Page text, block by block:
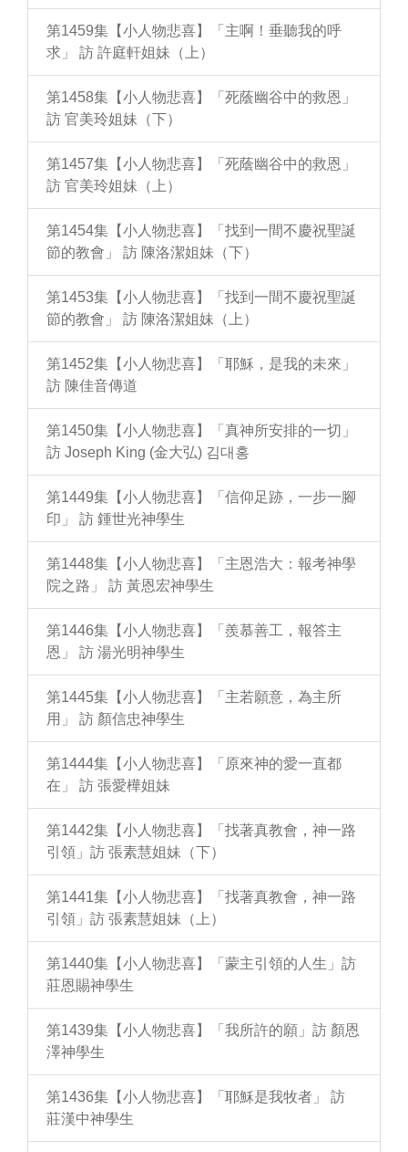
第1459集【小人物悲喜】「主啊！垂聽我的呼
求」 訪 許庭軒姐妹（上）
第1458集【小人物悲喜】「死蔭幽谷中的救恩」
訪 官美玲姐妹（下）
第1457集【小人物悲喜】「死蔭幽谷中的救恩」
訪 官美玲姐妹（上）
第1454集【小人物悲喜】「找到一間不慶祝聖誕
節的教會」 訪 陳洛潔姐妹（下）
第1453集【小人物悲喜】「找到一間不慶祝聖誕
節的教會」 訪 陳洛潔姐妹（上）
第1452集【小人物悲喜】「耶穌，是我的未來」
訪 陳佳音傳道
第1450集【小人物悲喜】「真神所安排的一切」
訪 Joseph King (金大弘) 김대홍
第1449集【小人物悲喜】「信仰足跡，一步一腳
印」 訪 鍾世光神學生
第1448集【小人物悲喜】「主恩浩大：報考神學
院之路」 訪 黃恩宏神學生
第1446集【小人物悲喜】「羨慕善工，報答主
恩」 訪 湯光明神學生
第1445集【小人物悲喜】「主若願意，為主所
用」 訪 顏信忠神學生
第1444集【小人物悲喜】「原來神的愛一直都
在」 訪 張愛樺姐妹
第1442集【小人物悲喜】「找著真教會，神一路
引領」訪 張素慧姐妹（下）
第1441集【小人物悲喜】「找著真教會，神一路
引領」訪 張素慧姐妹（上）
第1440集【小人物悲喜】「蒙主引領的人生」訪
莊恩賜神學生
第1439集【小人物悲喜】「我所許的願」訪 顏恩
澤神學生
第1436集【小人物悲喜】「耶穌是我牧者」 訪
莊漢中神學生